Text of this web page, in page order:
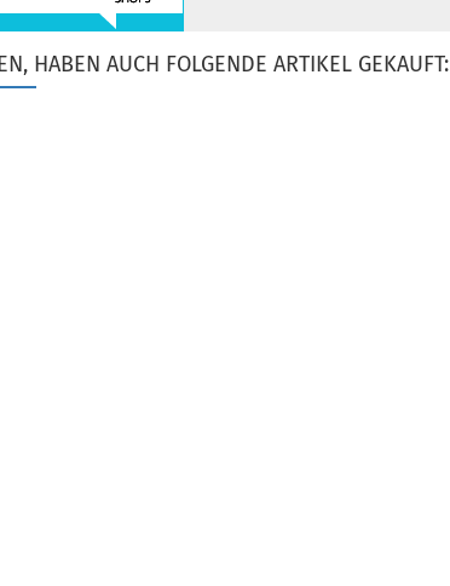
HABEN AUCH FOLGENDE ARTIKEL GEKAUFT: